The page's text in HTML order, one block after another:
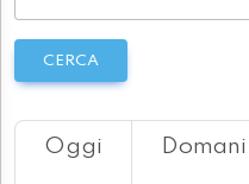
CERCA
Oggi Domani